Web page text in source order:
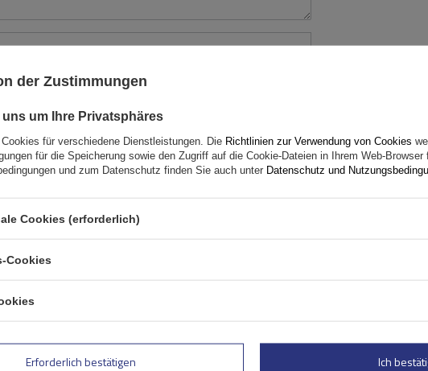
Bewertung abschicken
der Zustimmungen
um Ihre Privatsphäres
für verschiedene Dienstleistungen. Die Richtlinien zur Verwendung von Cookies
für die Speicherung sowie den Zugriff auf die Cookie-Dateien in Ihrem Web-
und zum Datenschutz finden Sie auch unter Datenschutz und
Cookies (erforderlich)
Cookies
Erforderlich bestätigen Ich